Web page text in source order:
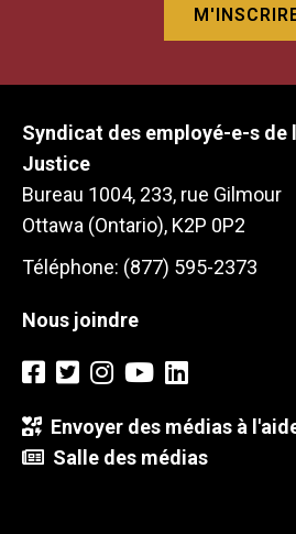
Syndicat des employé-e-s de
Justice
Bureau 1004, 233, rue Gilmour
Ottawa (Ontario), K2P 0P2
Téléphone: (877) 595-2373
Nous joindre
Envoyer des médias à
Salle des médias